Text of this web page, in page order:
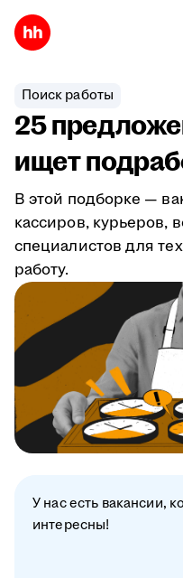
Поиск работы
25
ищет
В этой подборке —
кассиров, курьеров,
специалистов для
работу.
У нас есть вакансии,
интересны!